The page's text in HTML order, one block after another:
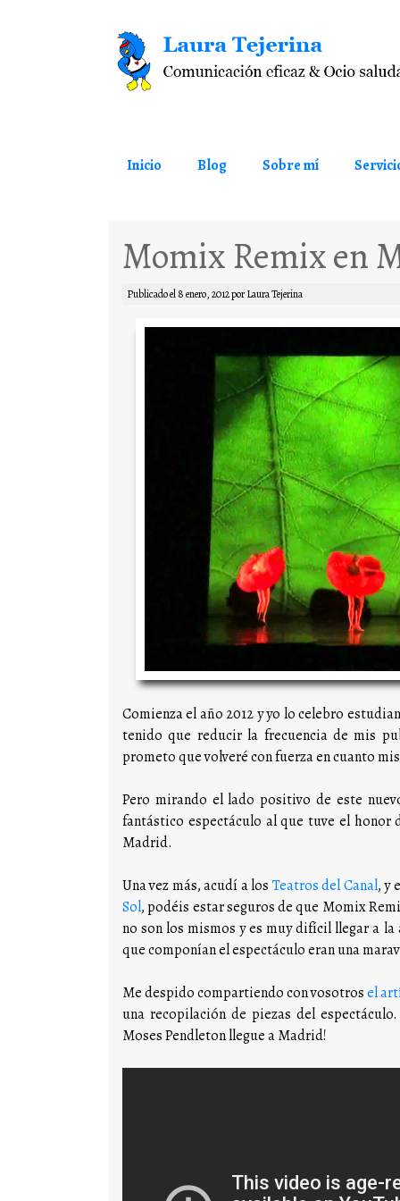
Saltar al contenido
Inicio Blog Sobre mí
Momix Remix en
Publicado el8 enero, 2012porLaura Tejerina
Comienza el año 2012 y yo lo celebro
tenido que reducir la frecuencia de mis
prometo que volveré con fuerza en cuanto
Pero mirando el lado positivo de este
fantástico espectáculo al que tuve el honor
Madrid.
Una vez más, acudí a los Teatros del Canal, y
Sol, podéis estar seguros de que Momix
no son los mismos y es muy difícil llegar a
que componían el espectáculo eran una
Me despido compartiendo con vosotrosel
una recopilación de piezas del
Moses Pendleton llegue a Madrid!